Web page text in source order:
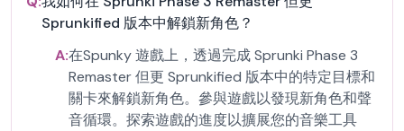
Sprunkified 版本中解鎖新角色？
A:在Spunky 遊戲上，透過完成 Sprunki Phase 3
Remaster 但更 Sprunkified 版本中的特定目標和
關卡來解鎖新角色。參與遊戲以發現新角色和聲
音循環。探索遊戲的進度以擴展您的音樂工具